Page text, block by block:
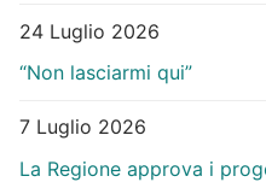
24 Luglio 2026
“Non lasciarmi qui”
7 Luglio 2026
La Regione approva i